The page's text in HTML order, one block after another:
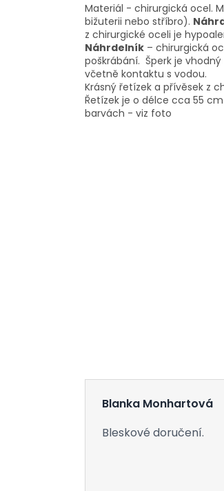
Materiál - chirurgická ocel.
bižuterii nebo stříbro).
z chirurgické oceli je
Náhrdelník – chirurgická
poškrábání. Šperk je
včetně kontaktu s vodou.
Krásný řetízek a přívěsek z
Řetízek je o délce cca 55
barvách - viz foto
Blanka Monhartová
Bleskové doručení.